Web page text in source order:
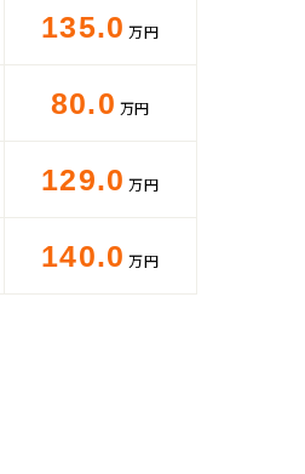
135.0 万円
80.0 万円
129.0 万円
140.0 万円